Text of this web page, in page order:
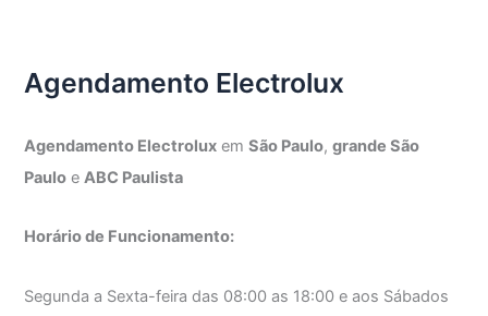
Agendamento Electrolux
Agendamento Electrolux emSão Paulo,grande São
Paulo eABC Paulista
Horário de Funcionamento:
Segunda a Sexta-feira das 08:00 as 18:00 e aos Sábados